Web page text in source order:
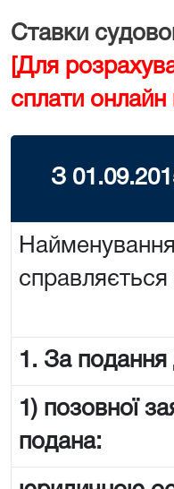
Ставки
[Для
сплати онлайн
З
Найменування
справляється
1. За подання
1) позовної
подана: